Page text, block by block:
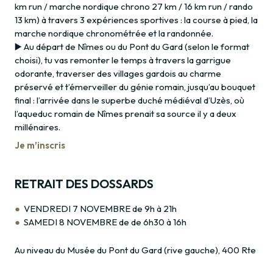
km run / marche nordique chrono 27 km / 16 km run / rando
13 km) à travers 3 expériences sportives : la course à pied, la
marche nordique chronométrée et la randonnée.
▶️ Au départ de Nîmes ou du Pont du Gard (selon le format
choisi), tu vas remonter le temps à travers la garrigue
odorante, traverser des villages gardois au charme
préservé et t’émerveiller du génie romain, jusqu’au bouquet
final : l’arrivée dans le superbe duché médiéval d’Uzès, où
l’aqueduc romain de Nîmes prenait sa source il y a deux
millénaires.
Je m’inscris
RETRAIT DES DOSSARDS
VENDREDI 7 NOVEMBRE de 9h à 21h
SAMEDI 8 NOVEMBRE de de 6h30 à 16h
Au niveau du Musée du Pont du Gard (rive gauche), 400 Rte